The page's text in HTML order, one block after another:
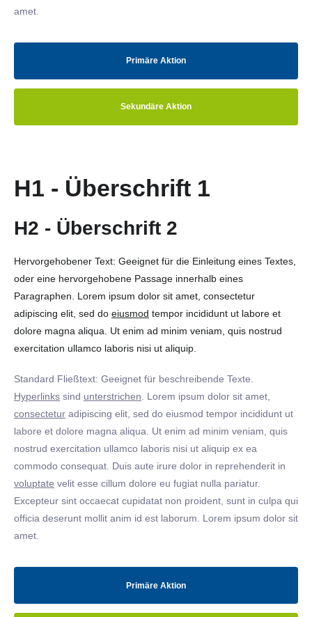
amet.
Primäre Aktion
Sekundäre Aktion
H1 - Überschrift 1
H2 - Überschrift 2
Hervorgehobener Text: Geeignet für die Einleitung eines Textes,
oder eine hervorgehobene Passage innerhalb eines
Paragraphen. Lorem ipsum dolor sit amet, consectetur
adipiscing elit, sed do eiusmod tempor incididunt ut labore et
dolore magna aliqua. Ut enim ad minim veniam, quis nostrud
exercitation ullamco laboris nisi ut aliquip.
Standard Fließtext: Geeignet für beschreibende Texte.
Hyperlinks sind unterstrichen . Lorem ipsum dolor sit amet,
consectetur adipiscing elit, sed do eiusmod tempor incididunt ut
labore et dolore magna aliqua. Ut enim ad minim veniam, quis
nostrud exercitation ullamco laboris nisi ut aliquip ex ea
commodo consequat. Duis aute irure dolor in reprehenderit in
voluptate velit esse cillum dolore eu fugiat nulla pariatur.
Excepteur sint occaecat cupidatat non proident, sunt in culpa qui
officia deserunt mollit anim id est laborum. Lorem ipsum dolor sit
amet.
Primäre Aktion